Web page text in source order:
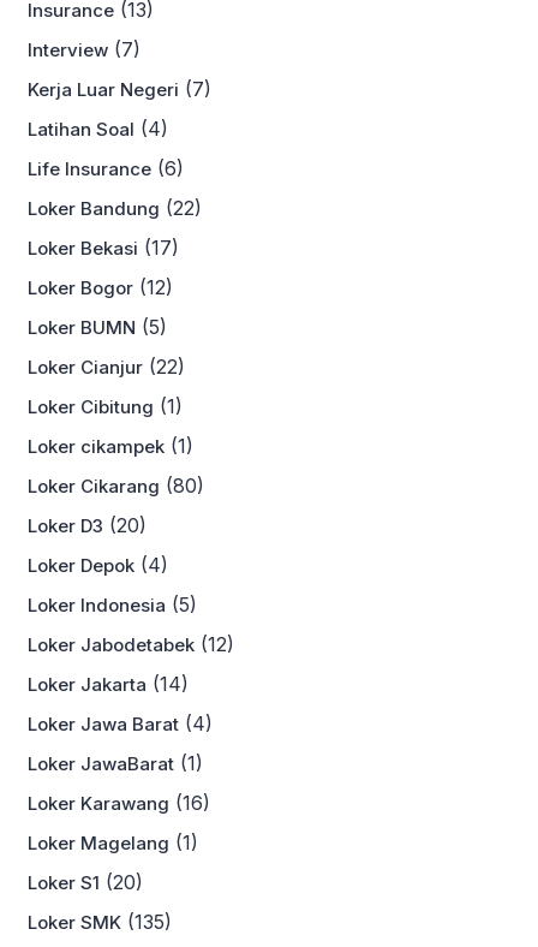
Insurance (13)
Interview (7)
Kerja Luar Negeri (7)
Latihan Soal (4)
Life Insurance (6)
Loker Bandung (22)
Loker Bekasi (17)
Loker Bogor (12)
Loker BUMN (5)
Loker Cianjur (22)
Loker Cibitung (1)
Loker cikampek (1)
Loker Cikarang (80)
Loker D3 (20)
Loker Depok (4)
Loker Indonesia (5)
Loker Jabodetabek (12)
Loker Jakarta (14)
Loker Jawa Barat (4)
Loker JawaBarat (1)
Loker Karawang (16)
Loker Magelang (1)
Loker S1 (20)
Loker SMK (135)